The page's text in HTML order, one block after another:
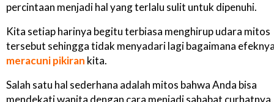
percintaan menjadi hal yang terlalu sulit untuk dipenuhi.
Kita setiap harinya begitu terbiasa menghirup udara mitos
tersebut sehingga tidak menyadari lagi bagaimana
meracuni pikiran kita.
Salah satu hal sederhana adalah mitos bahwa Anda bisa